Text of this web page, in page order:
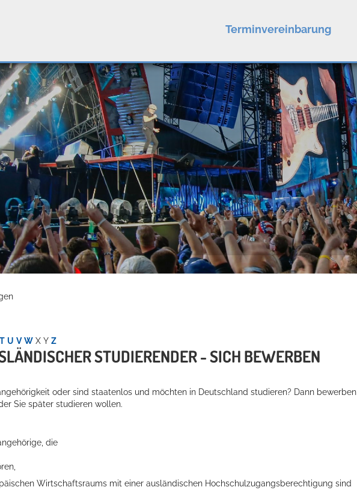
Terminvereinbarung
T U V W X Y Z
STUDIERENDER - SICH BEWERBEN
oder sind staatenlos und möchten in Deutschland studieren? Dann bewerben
Sie später studieren wollen.
die
Wirtschaftsraums mit einer ausländischen Hochschulzugangsberechtigung sind